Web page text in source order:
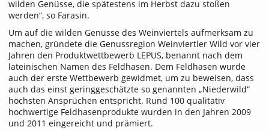
wilden Genüsse, die spätestens im Herbst dazu stoßen
werden“, so Farasin.
Um auf die wilden Genüsse des Weinviertels aufmerksam zu
machen, gründete die Genussregion Weinviertler Wild vor vier
Jahren den Produktwettbewerb LEPUS, benannt nach dem
lateinischen Namen des Feldhasen. Dem Feldhasen wurde
auch der erste Wettbewerb gewidmet, um zu beweisen, dass
auch das einst geringgeschätzte so genannten „Niederwild“
höchsten Ansprüchen entspricht. Rund 100 qualitativ
hochwertige Feldhasenprodukte wurden in den Jahren 2009
und 2011 eingereicht und prämiert.